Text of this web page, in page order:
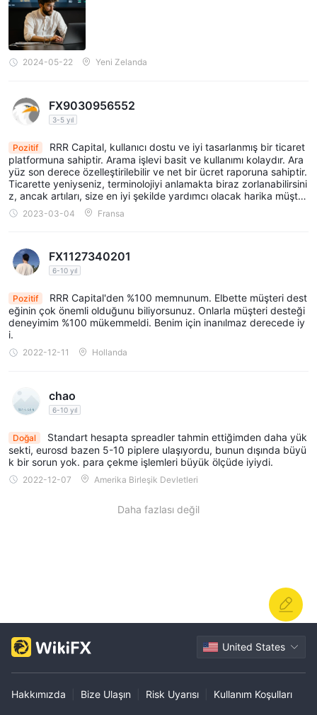
2024-05-22 Yeni Zelanda
FX9030956552
3-5 yıl
Pozitif
RRR Capital, kullanıcı dostu ve iyi tasarlanmış bir ticaret
platformuna sahiptir. Arama işlevi basit ve kullanımı kolaydır. Ara
yüz son derece özelleştirilebilir ve net bir ücret raporuna sahiptir.
Ticarette yeniyseniz, terminolojiyi anlamakta biraz zorlanabilirsini
z, ancak artıları, size en iyi şekilde yardımcı olacak harika müşter
i desteğine sahip olmalarıdır.
2023-03-04 Fransa
FX1127340201
6-10 yıl
Pozitif
RRR Capital'den %100 memnunum. Elbette müşteri dest
eğinin çok önemli olduğunu biliyorsunuz. Onlarla müşteri desteği
deneyimim %100 mükemmeldi. Benim için inanılmaz derecede iy
i.
2022-12-11 Hollanda
chao
6-10 yıl
Doğal
Standart hesapta spreadler tahmin ettiğimden daha yük
sekti, eurosd bazen 5-10 piplere ulaşıyordu, bunun dışında büyü
k bir sorun yok. para çekme işlemleri büyük ölçüde iyiydi.
2022-12-07 Amerika Birleşik Devletleri
Daha fazlası değil
United States
Hakkımızda Bize Ulaşın Risk Uyarısı Kullanım Koşulları